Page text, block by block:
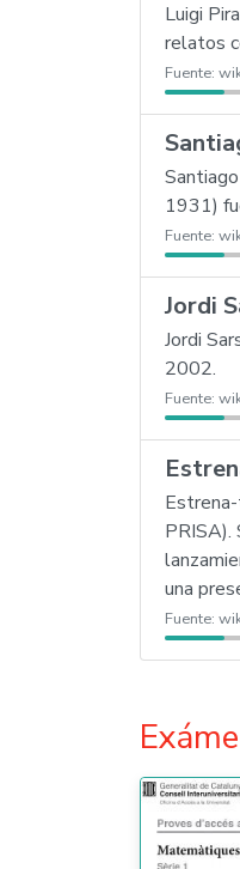
Luigi
relatos
Fuente:
1931)
Fuente:
Jordi
Jordi
2002.
Fuente:
PRISA).
una
Fuente: